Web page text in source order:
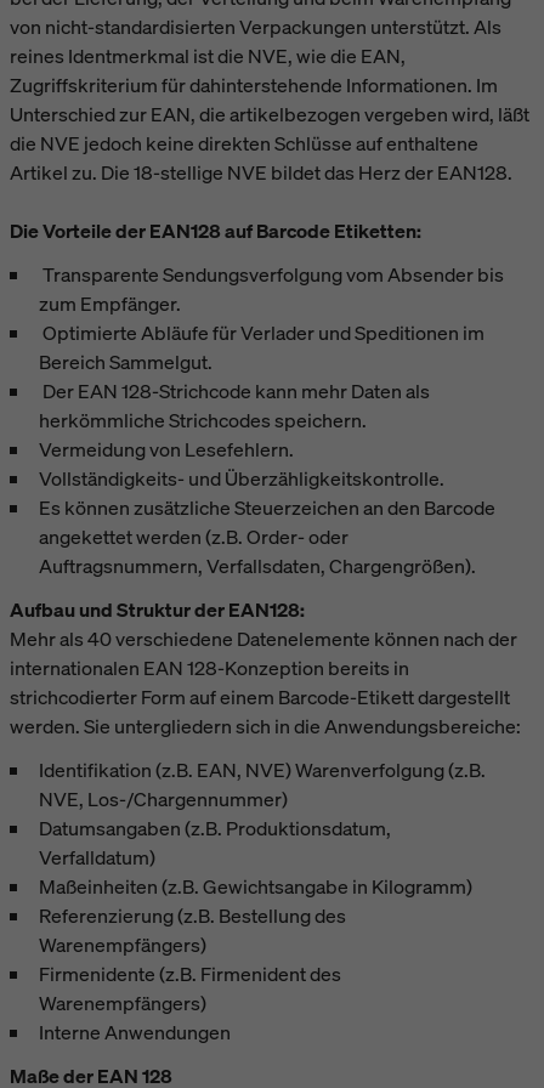
von nicht-standardisierten Verpackungen unterstützt. Als
reines Identmerkmal ist die NVE, wie die EAN,
Zugriffskriterium für dahinterstehende Informationen. Im
Unterschied zur EAN, die artikelbezogen vergeben wird, läßt
die NVE jedoch keine direkten Schlüsse auf enthaltene
Artikel zu. Die 18-stellige NVE bildet das Herz der EAN128.
Die Vorteile der EAN128 auf Barcode Etiketten:
Transparente Sendungsverfolgung vom Absender bis
zum Empfänger.
Optimierte Abläufe für Verlader und Speditionen im
Bereich Sammelgut.
Der EAN 128-Strichcode kann mehr Daten als
herkömmliche Strichcodes speichern.
Vermeidung von Lesefehlern.
Vollständigkeits- und Überzähligkeitskontrolle.
Es können zusätzliche Steuerzeichen an den Barcode
angekettet werden (z.B. Order- oder
Auftragsnummern, Verfallsdaten, Chargengrößen).
Aufbau und Struktur der EAN128:
Mehr als 40 verschiedene Datenelemente können nach der
internationalen EAN 128-Konzeption bereits in
strichcodierter Form auf einem Barcode-Etikett dargestellt
werden. Sie untergliedern sich in die Anwendungsbereiche:
Identifikation (z.B. EAN, NVE) Warenverfolgung (z.B.
NVE, Los-/Chargennummer)
Datumsangaben (z.B. Produktionsdatum,
Verfalldatum)
Maßeinheiten (z.B. Gewichtsangabe in Kilogramm)
Referenzierung (z.B. Bestellung des
Warenempfängers)
Firmenidente (z.B. Firmenident des
Warenempfängers)
Interne Anwendungen
Maße der EAN 128